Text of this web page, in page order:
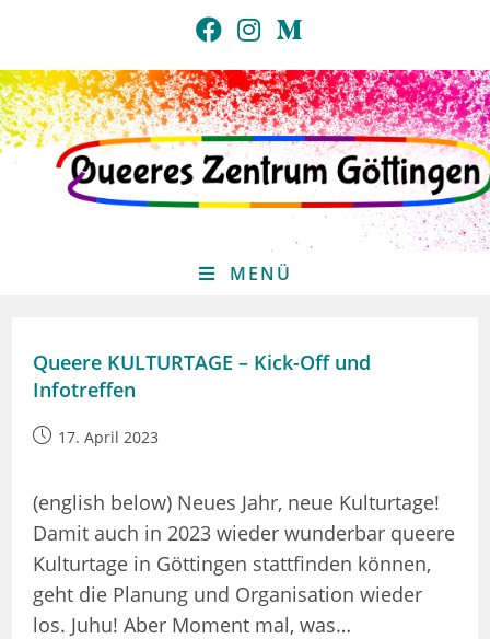
springen
MENÜ
Queere KULTURTAGE – Kick-Off und
Infotreffen
Beitrag17. April 2023
(english below) Neues Jahr, neue Kulturtage!
Damit auch in 2023 wieder wunderbar queere
Kulturtage in Göttingen stattfinden können,
geht die Planung und Organisation wieder
los. Juhu! Aber Moment mal, was…